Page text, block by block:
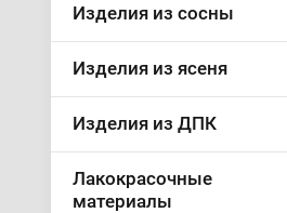
Изделия из сосны
Изделия из ясеня
Изделия из ДПК
Лакокрасочные
материалы